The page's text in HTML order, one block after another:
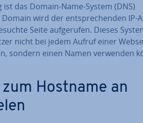
das Domain-Name-System (DNS)
wird der ent­spre­chen­den IP-
Seite auf­ge­ru­fen. Dieses
nicht bei jedem Aufruf einer
sondern einen Namen verwenden
Hostname an